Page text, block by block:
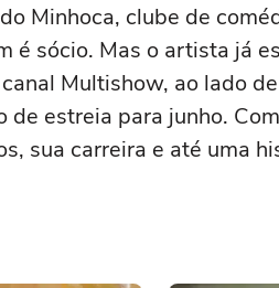
Minhoca, clube de
é sócio. Mas o artista já
Multishow, ao lado
estreia para junho.
sua carreira e até uma